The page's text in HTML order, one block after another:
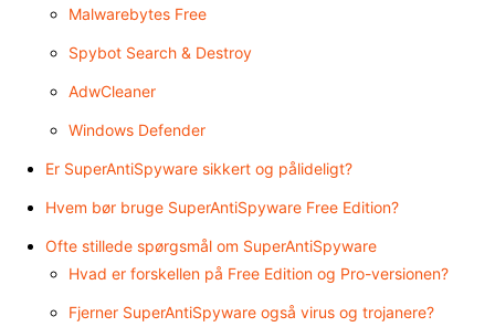
Malwarebytes Free
Spybot Search & Destroy
AdwCleaner
Windows Defender
Er SuperAntiSpyware sikkert og pålideligt?
Hvem bør bruge SuperAntiSpyware Free Edition?
Ofte stillede spørgsmål om SuperAntiSpyware
Hvad er forskellen på Free Edition og Pro-versionen?
Fjerner SuperAntiSpyware også virus og trojanere?